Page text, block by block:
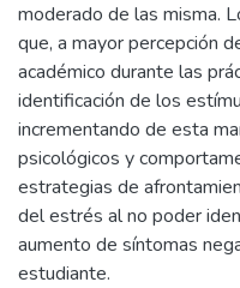
moderado de las misma.
que, a mayor percepción
académico durante las
identificación de los
incrementando de esta
psicológicos y
estrategias de
del estrés al no poder
aumento de síntomas
estudiante.